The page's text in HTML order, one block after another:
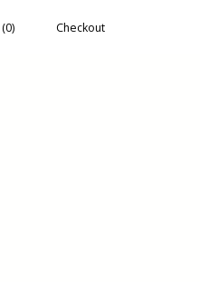
0) Checkout